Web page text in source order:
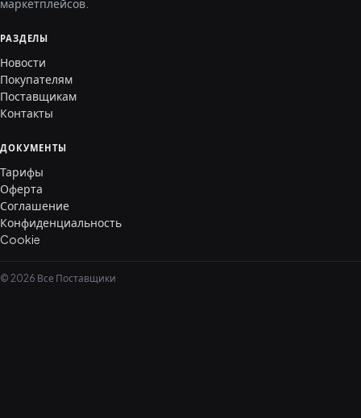
маркетплейсов.
РАЗДЕЛЫ
Новости
Покупателям
Поставщикам
Контакты
ДОКУМЕНТЫ
Тарифы
Оферта
Соглашение
Конфиденциальность
Cookie
© 2026 Все Поставщики